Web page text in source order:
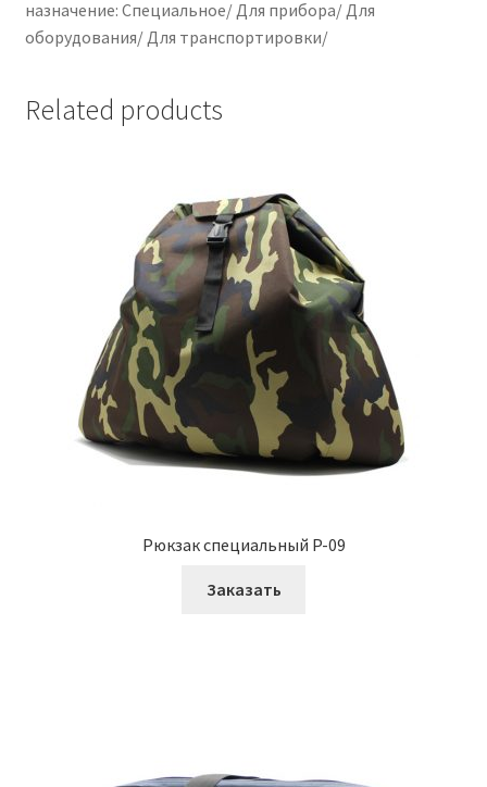
назначение: Специальное/ Для прибора/ Для
оборудования/ Для транспортировки/
Related products
Рюкзак специальный P-09
Заказать